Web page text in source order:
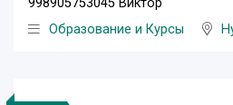
Образование и Курсы